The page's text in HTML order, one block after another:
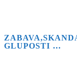
GLUPOSTI …